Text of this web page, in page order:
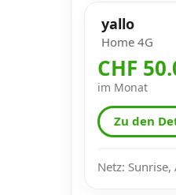
yallo
Home 4G
CHF
im Monat
Zu den
Netz: